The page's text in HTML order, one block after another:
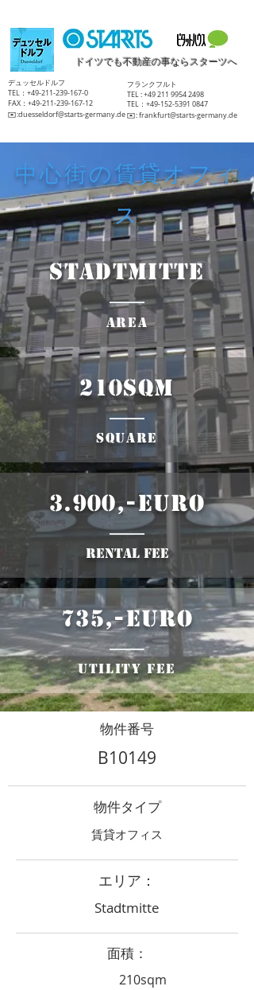
ドイツでも不動産の事ならスターツへ
​デュッセルドルフ
TEL：+49-211-239-167-0
FAX：+49-211-239-167-12
​✉️:duesseldorf@starts-germany.de
​フランクフルト
TEL :+49 211 9954 2498
TEL：+49-152-5391 0847
​✉️:frankfurt@starts-germany.de
中心街の賃貸オフィ
ス
Stadtmitte
Area
210sqm
​square
3.900,-euro
rental fee
735,-euro
Utility fee
物件番号
B10149
物件タイプ
賃貸オフィス
エリア：
Stadtmitte
面積：
210sqm